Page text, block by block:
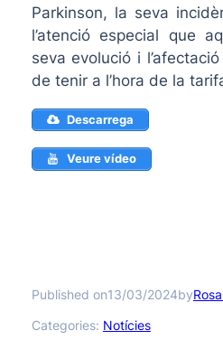
Parkinson, la seva
l’atenció especial que
seva evolució i
de tenir a l’hora de la
Descarrega
Veure vídeo
Published on13/03/2024by
Categories: Notícies